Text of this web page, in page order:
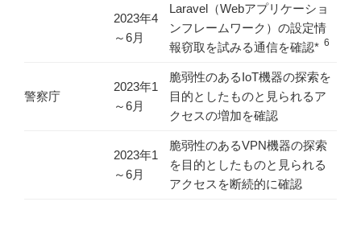
2023年4
～6月
Laravel（Webアプリケーショ
ンフレームワーク）の設定情
報窃取を試みる通信を確認* 6
警察庁
2023年1
～6月
脆弱性のあるIoT機器の探索を
目的としたものと見られるア
クセスの増加を確認
2023年1
～6月
脆弱性のあるVPN機器の探索
を目的としたものと見られる
アクセスを断続的に確認